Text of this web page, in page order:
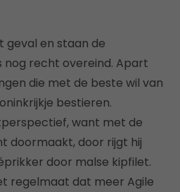
geval en staan de
nog recht overeind. Apart
die met de beste wil van
bestieren.
want met de
doormaakt, door rijgt hij
door malse kipfilet.
regelmaat dat meer Agile